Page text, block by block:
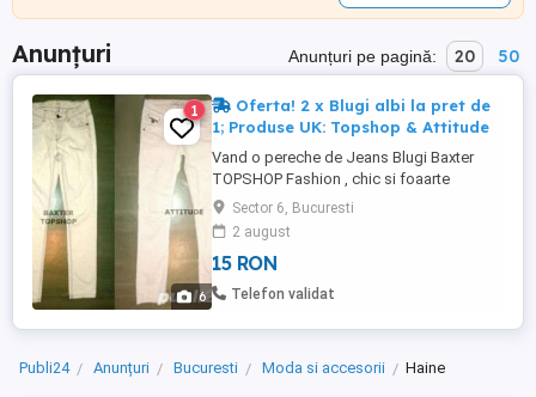
Anunțuri Anunțuri pe pagină: 20 50
6
1
Oferta! 2 x Blugi albi la pret de
1; Produse UK: Topshop & Attitude
Vand o pereche de Jeans Blugi Baxter
TOPSHOP Fashion , chic si foaarte
comozi , de astfel vin foarte bine pe corp.
Blugii sunt adusi din Londra, sunt moderni
si merg purtati cu tricouri , camasi , bluze ,
tunici , etc .., Blugii sunt foarte calitativi si
sunt in stare perfecta fara defecte
Sector 6, Bucuresti
2 august
15 RON
Telefon validat
Publi24 Anunțuri Bucuresti Moda si accesorii Haine